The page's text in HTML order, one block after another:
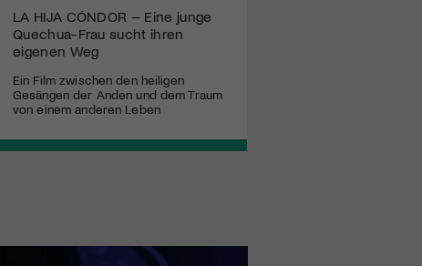
LA HIJA CÓNDOR – Eine junge
Quechua-Frau sucht ihren
eigenen Weg
Ein Film zwischen den heiligen
Gesängen der Anden und dem Traum
von einem anderen Leben